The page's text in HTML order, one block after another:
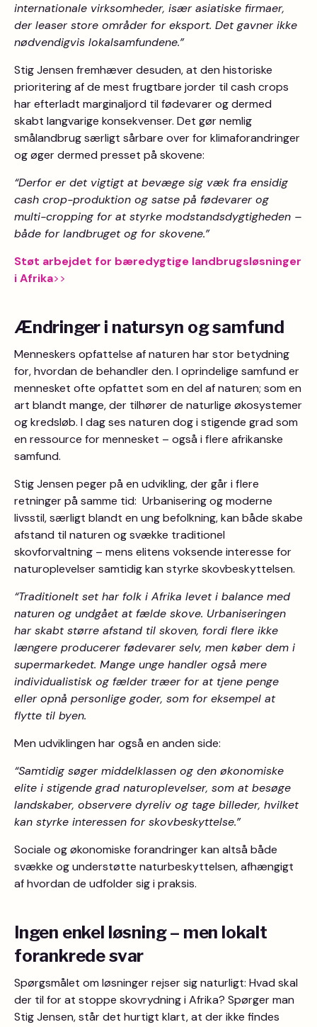
internationale virksomheder, især asiatiske firmaer,
der leaser store områder for eksport. Det gavner ikke
nødvendigvis lokalsamfundene.”
Stig Jensen fremhæver desuden, at den historiske
prioritering af de mest frugtbare jorder til cash crops
har efterladt marginaljord til fødevarer og dermed
skabt langvarige konsekvenser. Det gør nemlig
smålandbrug særligt sårbare over for klimaforandringer
og øger dermed presset på skovene:
“Derfor er det vigtigt at bevæge sig væk fra ensidig
cash crop-produktion og satse på fødevarer og
multi-cropping for at styrke modstandsdygtigheden –
både for landbruget og for skovene.”
Støt arbejdet for bæredygtige landbrugsløsninger
i Afrika>>
Ændringer i natursyn og samfund
Menneskers opfattelse af naturen har stor betydning
for, hvordan de behandler den. I oprindelige samfund er
mennesket ofte opfattet som en del af naturen; som en
art blandt mange, der tilhører de naturlige økosystemer
og kredsløb. I dag ses naturen dog i stigende grad som
en ressource for mennesket – også i flere afrikanske
samfund.
Stig Jensen peger på en udvikling, der går i flere
retninger på samme tid: Urbanisering og moderne
livsstil, særligt blandt en ung befolkning, kan både skabe
afstand til naturen og svække traditionel
skovforvaltning – mens elitens voksende interesse for
naturoplevelser samtidig kan styrke skovbeskyttelsen.
“Traditionelt set har folk i Afrika levet i balance med
naturen og undgået at fælde skove. Urbaniseringen
har skabt større afstand til skoven, fordi flere ikke
længere producerer fødevarer selv, men køber dem i
supermarkedet. Mange unge handler også mere
individualistisk og fælder træer for at tjene penge
eller opnå personlige goder, som for eksempel at
flytte til byen.
Men udviklingen har også en anden side:
“Samtidig søger middelklassen og den økonomiske
elite i stigende grad naturoplevelser, som at besøge
landskaber, observere dyreliv og tage billeder, hvilket
kan styrke interessen for skovbeskyttelse.”
Sociale og økonomiske forandringer kan altså både
svække og understøtte naturbeskyttelsen, afhængigt
af hvordan de udfolder sig i praksis.
Ingen enkel løsning – men lokalt
forankrede svar
Spørgsmålet om løsninger rejser sig naturligt: Hvad skal
der til for at stoppe skovrydning i Afrika? Spørger man
Stig Jensen, står det hurtigt klart, at der ikke findes